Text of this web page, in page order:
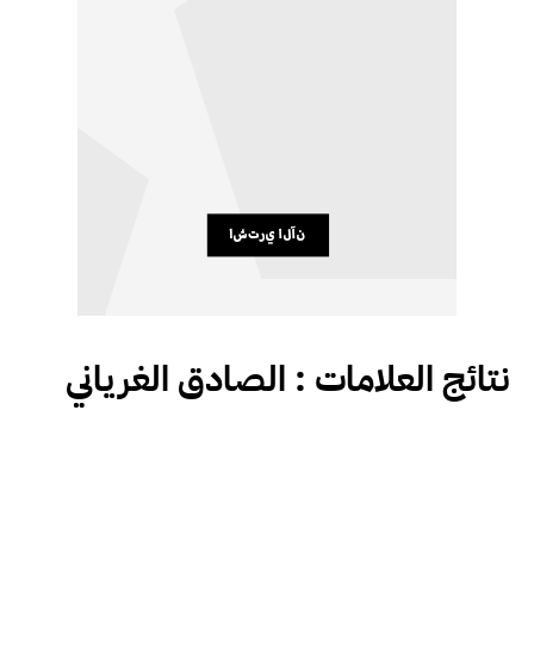
نتائج العلامات : الصادق الغرياني